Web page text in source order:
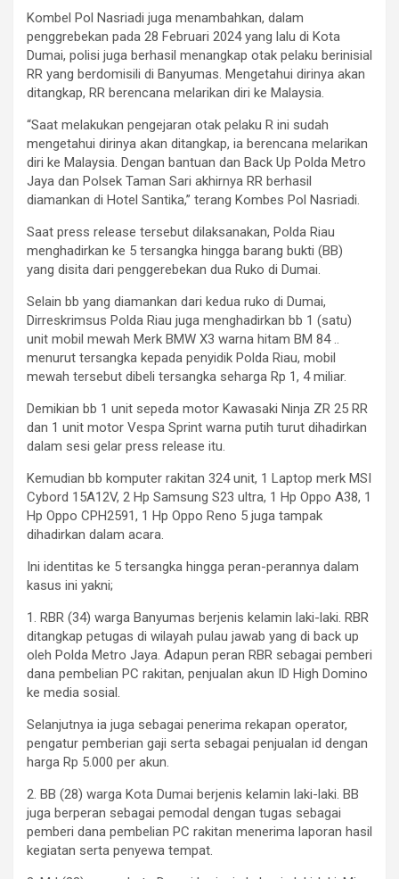
Kombel Pol Nasriadi juga menambahkan, dalam
penggrebekan pada 28 Februari 2024 yang lalu di Kota
Dumai, polisi juga berhasil menangkap otak pelaku berinisial
RR yang berdomisili di Banyumas. Mengetahui dirinya akan
ditangkap, RR berencana melarikan diri ke Malaysia.
“Saat melakukan pengejaran otak pelaku R ini sudah
mengetahui dirinya akan ditangkap, ia berencana melarikan
diri ke Malaysia. Dengan bantuan dan Back Up Polda Metro
Jaya dan Polsek Taman Sari akhirnya RR berhasil
diamankan di Hotel Santika,” terang Kombes Pol Nasriadi.
Saat press release tersebut dilaksanakan, Polda Riau
menghadirkan ke 5 tersangka hingga barang bukti (BB)
yang disita dari penggerebekan dua Ruko di Dumai.
Selain bb yang diamankan dari kedua ruko di Dumai,
Dirreskrimsus Polda Riau juga menghadirkan bb 1 (satu)
unit mobil mewah Merk BMW X3 warna hitam BM 84 ..
menurut tersangka kepada penyidik Polda Riau, mobil
mewah tersebut dibeli tersangka seharga Rp 1, 4 miliar.
Demikian bb 1 unit sepeda motor Kawasaki Ninja ZR 25 RR
dan 1 unit motor Vespa Sprint warna putih turut dihadirkan
dalam sesi gelar press release itu.
Kemudian bb komputer rakitan 324 unit, 1 Laptop merk MSI
Cybord 15A12V, 2 Hp Samsung S23 ultra, 1 Hp Oppo A38, 1
Hp Oppo CPH2591, 1 Hp Oppo Reno 5 juga tampak
dihadirkan dalam acara.
Ini identitas ke 5 tersangka hingga peran-perannya dalam
kasus ini yakni;
1. RBR (34) warga Banyumas berjenis kelamin laki-laki. RBR
ditangkap petugas di wilayah pulau jawab yang di back up
oleh Polda Metro Jaya. Adapun peran RBR sebagai pemberi
dana pembelian PC rakitan, penjualan akun ID High Domino
ke media sosial.
Selanjutnya ia juga sebagai penerima rekapan operator,
pengatur pemberian gaji serta sebagai penjualan id dengan
harga Rp 5.000 per akun.
2. BB (28) warga Kota Dumai berjenis kelamin laki-laki. BB
juga berperan sebagai pemodal dengan tugas sebagai
pemberi dana pembelian PC rakitan menerima laporan hasil
kegiatan serta penyewa tempat.